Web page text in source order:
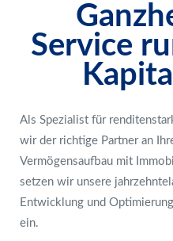
Service
Als Spezialist für
wir der richtige Partner an
Vermögensaufbau mit
setzen wir unsere
Entwicklung und
ein.